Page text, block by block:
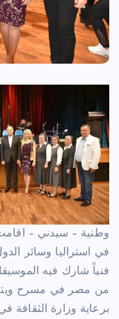
وطنية – سيدني –
في استراليا وسائر
فنياً شارك فيه
من مصر في مسرح
برعاية وزارة